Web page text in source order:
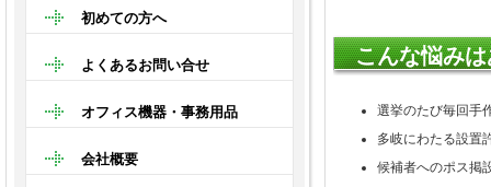
こんな悩み
選挙のたび毎回手
多岐にわたる設置
候補者へのポス掲
初めての方へ
よくあるお問い合せ
オフィス機器・事務用品
会社概要